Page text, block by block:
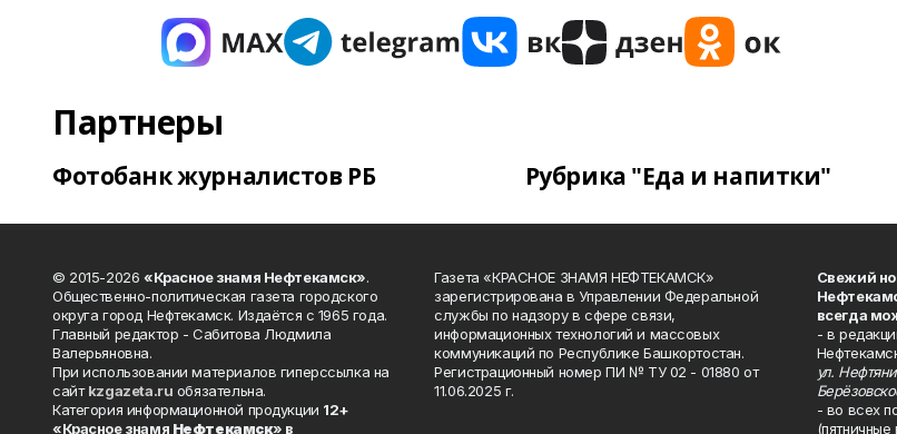
Партнеры
Фотобанк журналистов РБ Рубрика "Еда и напитки"
© 2015-2026 «Красное знамя Нефтекамск».
Общественно-политическая газета городского
округа город Нефтекамск. Издаётся с 1965 года.
Главный редактор - Сабитова Людмила
Валерьяновна.
При использовании материалов гиперссылка на
сайтkzgazeta.ru обязательна.
Категория информационной продукции 12+
«Красное знамя Нефтекамск» в
Газета «КРАСНОЕ ЗНАМЯ НЕФТЕКАМСК»
зарегистрирована в Управлении Федеральной
службы по надзору в сфере связи,
информационных технологий и массовых
коммуникаций по Республике Башкортостан.
Регистрационный номер ПИ № ТУ 02 - 01880 от
11.06.2025 г.
Свежий
всегда
- в
ул.
- во всех
(пятничные